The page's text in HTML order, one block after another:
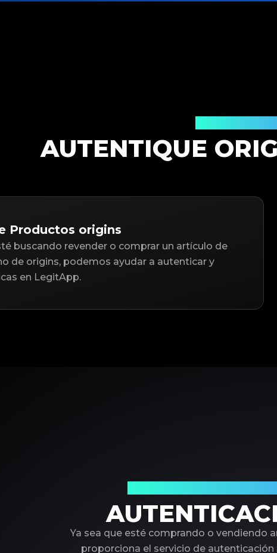
AUTENTIQUE
Productos origins
buscando revender o comprar un artículo de
de origins, podemos ayudar a autenticar y
en LegitApp.
Ya sea que esté comprando o vendiendo
proporciona el servicio de